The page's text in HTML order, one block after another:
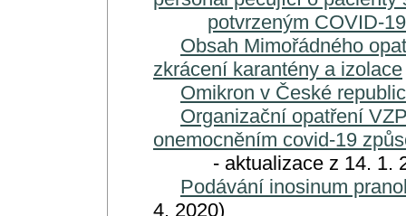
potvrzeným COVID-19
Obsah Mimořádného
zkrácení karantény a izolace
Omikron v České
Organizační opatření
onemocněním covid-19
- aktualizace z 14. 1.
Podávání inosinum
4. 2020)